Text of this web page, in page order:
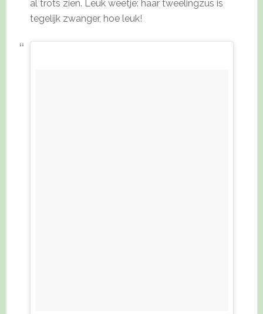
al trots zien. Leuk weetje: haar tweelingzus is
tegelijk zwanger, hoe leuk!